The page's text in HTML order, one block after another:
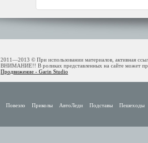
2011—2013 © При использовании материалов, активная
ВНИМАНИЕ!! В роликах представленных на сайте может
Продвижение - Garin Studio
Повезло Приколы АвтоЛеди Подставы Пешеходы